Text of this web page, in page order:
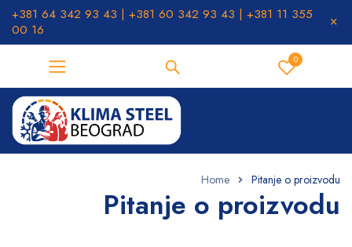
+381 64 342 93 43 | +381 60 342 93 43 | +381 11 355
00 16
0
Home Pitanje o proizvodu
Pitanje o proizvodu